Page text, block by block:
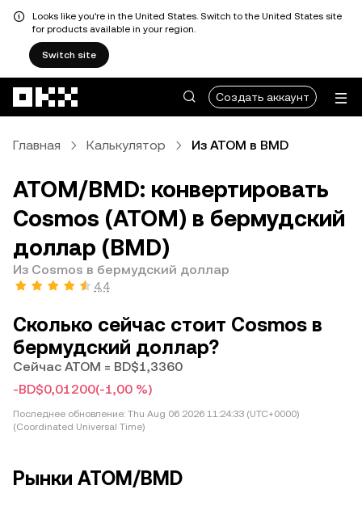
Looks like you're in the United States. Switch to the United States site
for products available in your region.
Switch site
Создать аккаунт
Главная Калькулятор Из ATOM в BMD
ATOM/BMD: конвертировать
Cosmos (ATOM) в бермудский
доллар (BMD)
Из Cosmos в бермудский доллар
4,4
Сколько сейчас стоит Cosmos в
бермудский доллар?
Сейчас ATOM = BD$1,3360
-BD$0,01200(-1,00 %)
Последнее обновление: Thu Aug 06 2026 11:24:33 (UTC+0000)
(Coordinated Universal Time)
Рынки ATOM/BMD